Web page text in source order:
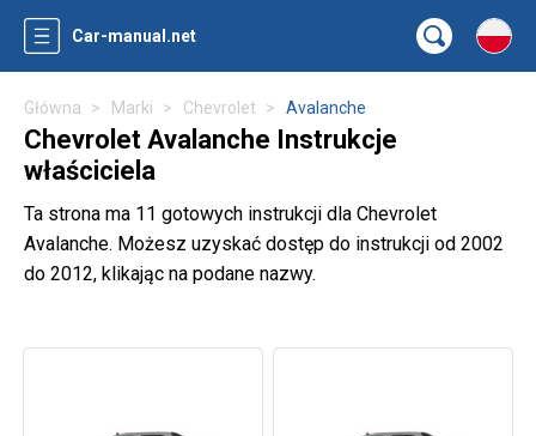
Car-manual.net
Główna Marki Chevrolet Avalanche
Chevrolet Avalanche Instrukcje
właściciela
Ta strona ma 11 gotowych instrukcji dla Chevrolet
Avalanche. Możesz uzyskać dostęp do instrukcji od 2002
do 2012, klikając na podane nazwy.